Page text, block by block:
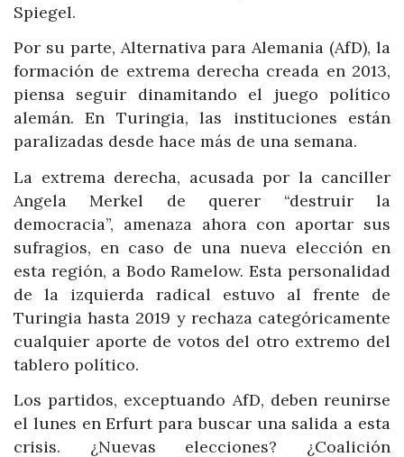
Spiegel.
Por su parte, Alternativa para Alemania (AfD), la
formación de extrema derecha creada en 2013,
piensa seguir dinamitando el juego político
alemán. En Turingia, las instituciones están
paralizadas desde hace más de una semana.
La extrema derecha, acusada por la canciller
Angela Merkel de querer “destruir la
democracia”, amenaza ahora con aportar sus
sufragios, en caso de una nueva elección en
esta región, a Bodo Ramelow. Esta personalidad
de la izquierda radical estuvo al frente de
Turingia hasta 2019 y rechaza categóricamente
cualquier aporte de votos del otro extremo del
tablero político.
Los partidos, exceptuando AfD, deben reunirse
el lunes en Erfurt para buscar una salida a esta
crisis. ¿Nuevas elecciones? ¿Coalición